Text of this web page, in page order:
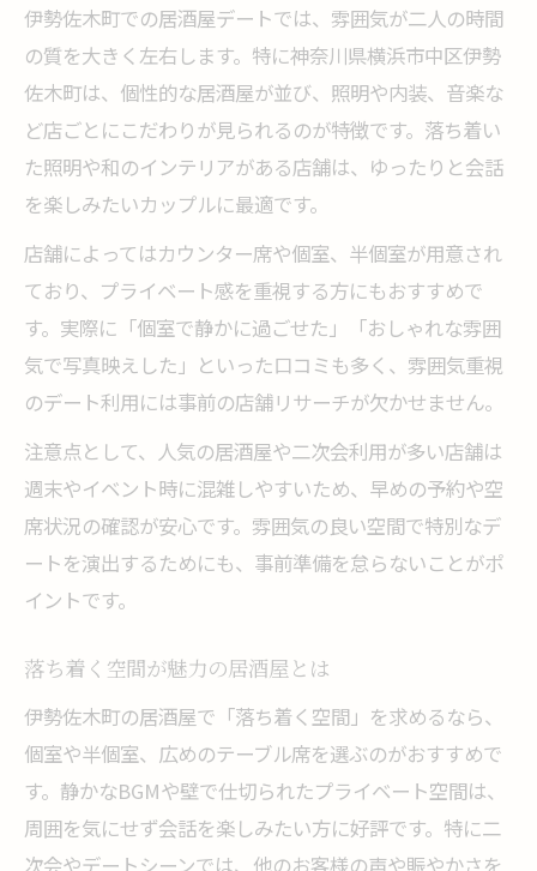
伊勢佐木町での居酒屋デートでは、雰囲気が二人の時間
の質を大きく左右します。特に神奈川県横浜市中区伊勢
佐木町は、個性的な居酒屋が並び、照明や内装、音楽な
ど店ごとにこだわりが見られるのが特徴です。落ち着い
た照明や和のインテリアがある店舗は、ゆったりと会話
を楽しみたいカップルに最適です。
店舗によってはカウンター席や個室、半個室が用意され
ており、プライベート感を重視する方にもおすすめで
す。実際に「個室で静かに過ごせた」「おしゃれな雰囲
気で写真映えした」といった口コミも多く、雰囲気重視
のデート利用には事前の店舗リサーチが欠かせません。
注意点として、人気の居酒屋や二次会利用が多い店舗は
週末やイベント時に混雑しやすいため、早めの予約や空
席状況の確認が安心です。雰囲気の良い空間で特別なデ
ートを演出するためにも、事前準備を怠らないことがポ
イントです。
落ち着く空間が魅力の居酒屋とは
伊勢佐木町の居酒屋で「落ち着く空間」を求めるなら、
個室や半個室、広めのテーブル席を選ぶのがおすすめで
す。静かなBGMや壁で仕切られたプライベート空間は、
周囲を気にせず会話を楽しみたい方に好評です。特に二
次会やデートシーンでは、他のお客様の声や賑やかさを